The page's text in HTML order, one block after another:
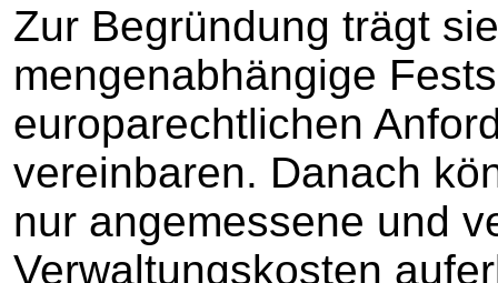
Zur Begründung trägt
mengenabhängige
europarechtlichen
vereinbaren. Danach
nur angemessene und
Verwaltungskosten